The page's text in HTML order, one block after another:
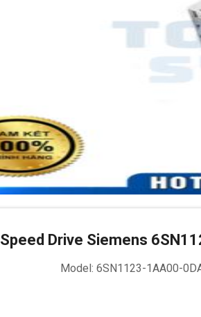
Speed Drive Siemens
Model: 6SN1123-1AA00-